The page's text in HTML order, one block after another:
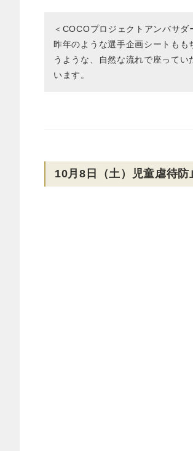
＜COCOプロジェクトアンバサダ
昨年のような選手企画シートも
うような、自然な流れで座って
います。
10月8日（土）児童虐待